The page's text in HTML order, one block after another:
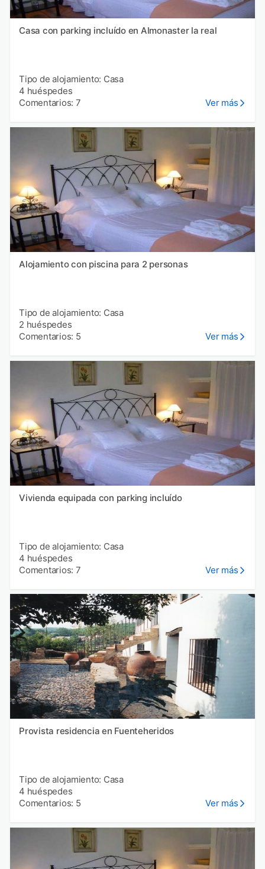
Casa con parking incluído en Almonaster la real
Tipo de alojamiento: Casa
4 huéspedes
Comentarios: 7
Ver más
Alojamiento con piscina para 2 personas
Tipo de alojamiento: Casa
2 huéspedes
Comentarios: 5
Ver más
Vivienda equipada con parking incluído
Tipo de alojamiento: Casa
4 huéspedes
Comentarios: 7
Ver más
Provista residencia en Fuenteheridos
Tipo de alojamiento: Casa
4 huéspedes
Comentarios: 5
Ver más